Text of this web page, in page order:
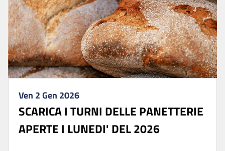
Ven 2 Gen 2026
SCARICA I TURNI DELLE PANETTERIE
APERTE I LUNEDI' DEL 2026